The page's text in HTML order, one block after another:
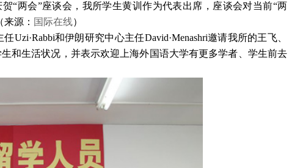
“两会”座谈会，我所学生黄训作为代表出席，座谈会对当前“两
源： 国际在线）
任Uzi·Rabbi和伊朗研究中心主任David·Menashri邀请我所的王飞、
和生活状况，并表示欢迎上海外国语大学有更多学者、学生前去